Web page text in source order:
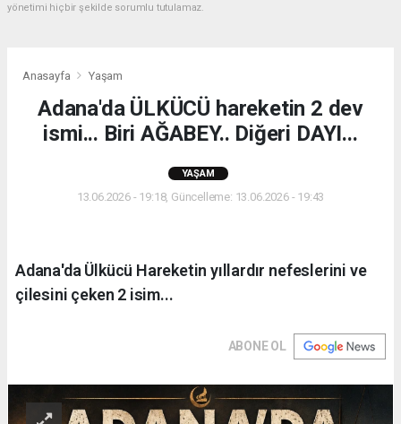
yönetimi hiçbir şekilde sorumlu tutulamaz.
Anasayfa Yaşam
Adana'da ÜLKÜCÜ hareketin 2 dev
ismi... Biri AĞABEY.. Diğeri DAYI...
YAŞAM
13.06.2026 - 19:18, Güncelleme: 13.06.2026 - 19:43
Adana'da Ülkücü Hareketin yıllardır nefeslerini ve
çilesini çeken 2 isim...
ABONE OL